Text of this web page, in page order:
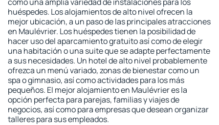
huéspedes. Los alojamientos de alto nivel ofrecen la
mejor ubicación, a un paso de las principales atracciones
en Maulévrier. Los huéspedes tienen la posibilidad de
hacer uso del aparcamiento gratuito así como de elegir
una habitación o una suite que se adapte perfectamente
a sus necesidades. Un hotel de alto nivel probablemente
ofrezca un menú variado, zonas de bienestar como un
spa o gimnasio, así como actividades para los más
pequeños. El mejor alojamiento en Maulévrier es la
opción perfecta para parejas, familias y viajes de
negocios, así como para empresas que desean organizar
talleres para sus empleados.